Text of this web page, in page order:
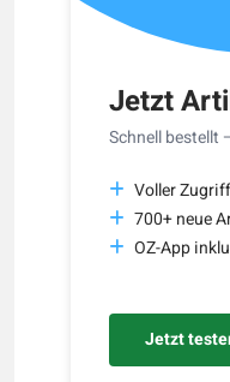
Jetzt
Schnell bestellt
Voller
700+ neue
OZ-App
Jetzt